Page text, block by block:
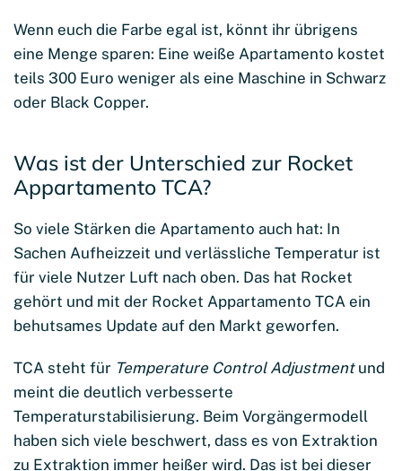
Wenn euch die Farbe egal ist, könnt ihr übrigens
eine Menge sparen: Eine weiße Apartamento kostet
teils 300 Euro weniger als eine Maschine in Schwarz
oder Black Copper.
Was ist der Unterschied zur Rocket
Appartamento TCA?
So viele Stärken die Apartamento auch hat: In
Sachen Aufheizzeit und verlässliche Temperatur ist
für viele Nutzer Luft nach oben. Das hat Rocket
gehört und mit der Rocket Appartamento TCA ein
behutsames Update auf den Markt geworfen.
TCA steht für Temperature Control Adjustment und
meint die deutlich verbesserte
Temperaturstabilisierung. Beim Vorgängermodell
haben sich viele beschwert, dass es von Extraktion
zu Extraktion immer heißer wird. Das ist bei dieser